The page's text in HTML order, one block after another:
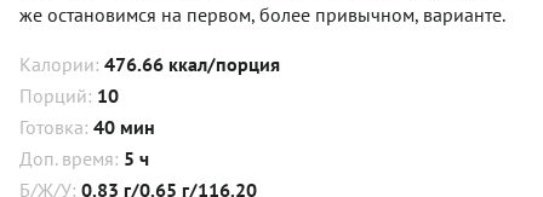
же остановимся на первом, более привычном, варианте.
Калории: 476.66 ккал/порция
Порций: 10
Готовка: 40 мин
Доп. время: 5 ч
Б/Ж/У: 0.83 г/0.65 г/116.20